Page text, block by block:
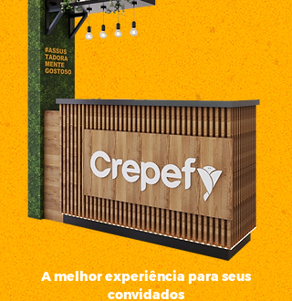
A melhor experiência para seus
convidados